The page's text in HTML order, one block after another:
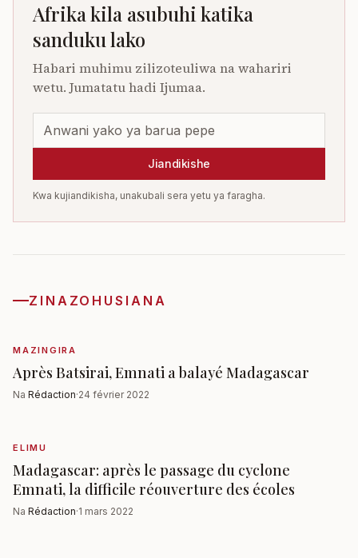
Afrika kila asubuhi katika
sanduku lako
Habari muhimu zilizoteuliwa na wahariri
wetu. Jumatatu hadi Ijumaa.
Jiandikishe
Kwa kujiandikisha, unakubali sera yetu ya faragha.
ZINAZOHUSIANA
MAZINGIRA
Après Batsirai, Emnati a balayé Madagascar
Na Rédaction·24 février 2022
ELIMU
Madagascar: après le passage du cyclone
Emnati, la difficile réouverture des écoles
Na Rédaction·1 mars 2022